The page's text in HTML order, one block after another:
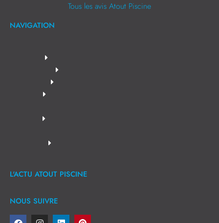
Tous les avis Atout Piscine
NAVIGATION
L'ACTU ATOUT PISCINE
NOUS SUIVRE